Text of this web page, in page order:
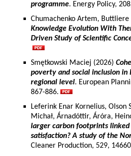
programme. Energy Policy,
Chumachenko Artem,
Knowledge Evolution With
Driven Study of Scientific
Smętkowski Maciej (2026)
poverty and social inclusion in
regional level. European
867-886.
Leferink Enar Kornelius, Olson
Michał, Árnadóttir, Áróra,
larger carbon footprints
satisfaction? A study of the
Cleaner Production, 529,